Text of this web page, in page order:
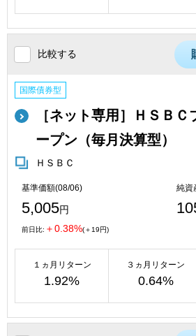
比較する
国際債券型
［ネット専用］ＨＳＢ
ープン（毎月決算型）
ＨＳＢＣ
基準価額(08/06)
5,005円
純資
前日比: ＋0.38%(＋19円)
１ヵ月リターン
1.92%
３ヵ月リターン
0.64%